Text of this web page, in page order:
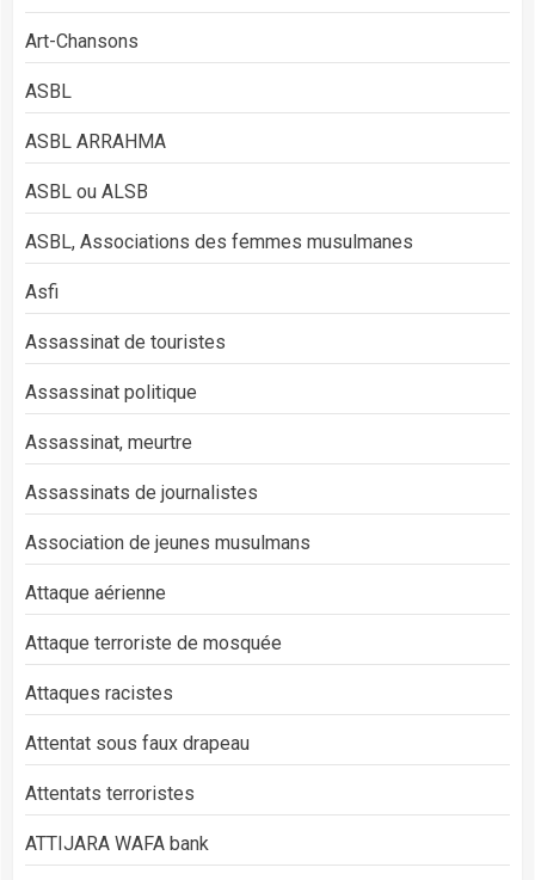
Art-Chansons
ASBL
ASBL ARRAHMA
ASBL ou ALSB
ASBL, Associations des femmes musulmanes
Asfi
Assassinat de touristes
Assassinat politique
Assassinat, meurtre
Assassinats de journalistes
Association de jeunes musulmans
Attaque aérienne
Attaque terroriste de mosquée
Attaques racistes
Attentat sous faux drapeau
Attentats terroristes
ATTIJARA WAFA bank